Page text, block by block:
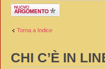
Scrivi un nuovo
argomento
Torna a Indice
CHI C’È IN